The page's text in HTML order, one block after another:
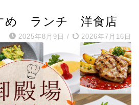
め ランチ 洋食店
2025年8月9日 / 2026年7月16日